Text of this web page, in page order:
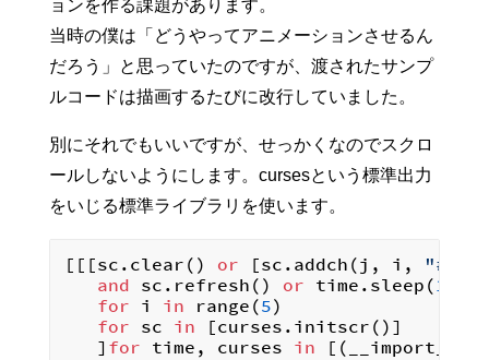
ョンを作る課題があります。
当時の僕は「どうやってアニメーションさせるん
だろう」と思っていたのですが、渡されたサンプ
ルコードは描画するたびに改行していました。
別にそれでもいいですが、せっかくなのでスクロ
ールしないようにします。cursesという標準出力
をいじる標準ライブラリを使います。
[[[sc.clear() or [sc.addch(j, i, "#"
and sc.refresh() or time.sleep( 1
for i in range(5)
for sc in [curses.initscr()]
   ]
for time, curses in [(__import__(